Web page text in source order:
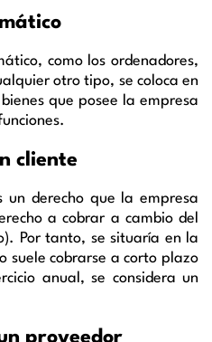
como los ordenadores,
otro tipo, se coloca en
que posee la empresa
cliente
un derecho que la empresa
a cobrar a cambio del
Por tanto, se situaría en la
suele cobrarse a corto plazo
anual, se considera un
proveedor